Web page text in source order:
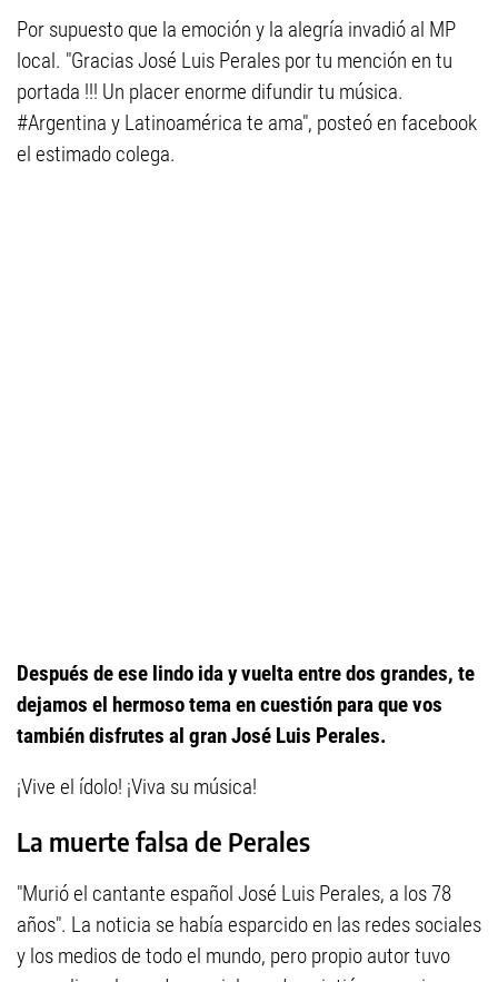
Por supuesto que la emoción y la alegría invadió al MP
local. "Gracias José Luis Perales por tu mención en tu
portada !!! Un placer enorme difundir tu música.
#Argentina y Latinoamérica te ama", posteó en facebook
el estimado colega.
Después de ese lindo ida y vuelta entre dos grandes, te
dejamos el hermoso tema en cuestión para que vos
también disfrutes al gran José Luis Perales.
¡Vive el ídolo! ¡Viva su música!
La muerte falsa de Perales
"Murió el cantante español José Luis Perales, a los 78
años". La noticia se había esparcido en las redes sociales
y los medios de todo el mundo, pero propio autor tuvo